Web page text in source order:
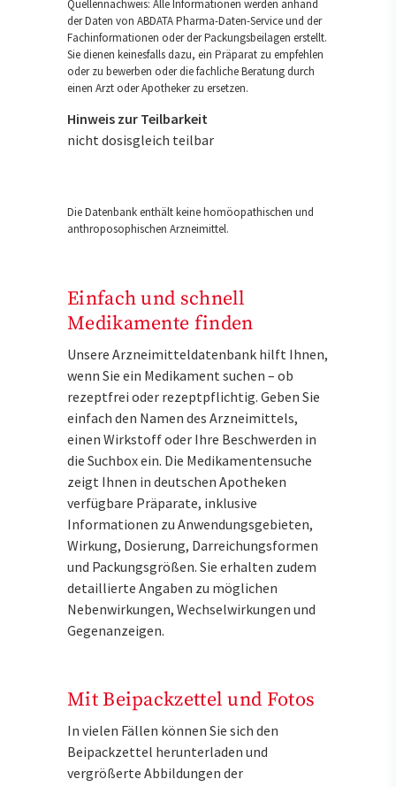
Quellennachweis: Alle Informationen werden anhand
der Daten von ABDATA Pharma-Daten-Service und der
Fachinformationen oder der Packungsbeilagen erstellt.
Sie dienen keinesfalls dazu, ein Präparat zu empfehlen
oder zu bewerben oder die fachliche Beratung durch
einen Arzt oder Apotheker zu ersetzen.
Hinweis zur Teilbarkeit
nicht dosisgleich teilbar
Die Datenbank enthält keine homöopathischen und
anthroposophischen Arzneimittel.
Einfach und schnell
Medikamente finden
Unsere Arzneimitteldatenbank hilft Ihnen,
wenn Sie ein Medikament suchen – ob
rezeptfrei oder rezeptpflichtig. Geben Sie
einfach den Namen des Arzneimittels,
einen Wirkstoff oder Ihre Beschwerden in
die Suchbox ein. Die Medikamentensuche
zeigt Ihnen in deutschen Apotheken
verfügbare Präparate, inklusive
Informationen zu Anwendungsgebieten,
Wirkung, Dosierung, Darreichungsformen
und Packungsgrößen. Sie erhalten zudem
detaillierte Angaben zu möglichen
Nebenwirkungen, Wechselwirkungen und
Gegenanzeigen.
Mit Beipackzettel und Fotos
In vielen Fällen können Sie sich den
Beipackzettel herunterladen und
vergrößerte Abbildungen der